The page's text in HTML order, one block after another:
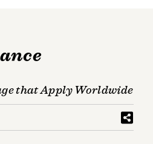
that Apply Worldwide